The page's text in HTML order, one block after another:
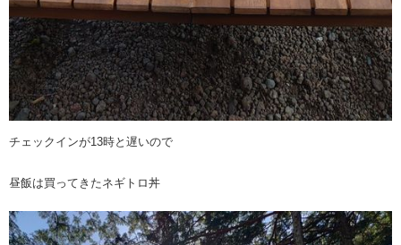
チェックインが13時と遅いので
昼飯は買ってきたネギトロ丼